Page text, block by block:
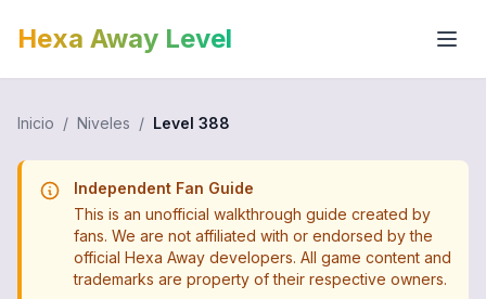
Hexa Away Level
Inicio / Niveles / Level 388
Independent Fan Guide
This is an unofficial walkthrough guide created by
fans. We are not affiliated with or endorsed by the
official Hexa Away developers. All game content and
trademarks are property of their respective owners.